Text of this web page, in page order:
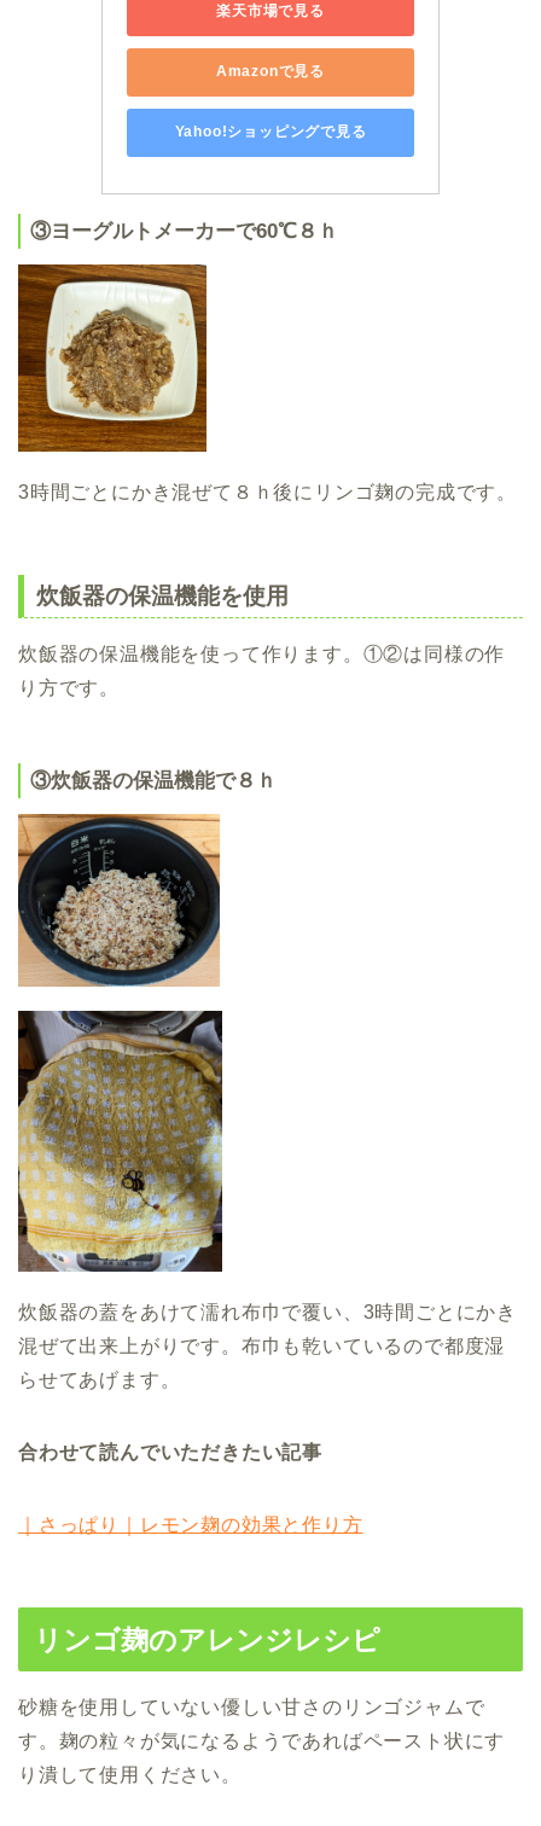
楽天市場で見る
Amazonで見る
Yahoo!ショッピングで見る
③ヨーグルトメーカーで60℃８ｈ
3時間ごとにかき混ぜて８ｈ後にリンゴ麹の完成です。
炊飯器の保温機能を使用
炊飯器の保温機能を使って作ります。①②は同様の作
り方です。
③炊飯器の保温機能で８ｈ
炊飯器の蓋をあけて濡れ布巾で覆い、3時間ごとにかき
混ぜて出来上がりです。布巾も乾いているので都度湿
らせてあげます。
合わせて読んでいただきたい記事
｜さっぱり｜レモン麹の効果と作り方
リンゴ麹のアレンジレシピ
砂糖を使用していない優しい甘さのリンゴジャムで
す。麹の粒々が気になるようであればペースト状にす
り潰して使用ください。